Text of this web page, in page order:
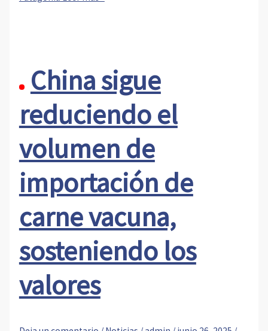
China sigue
reduciendo el
volumen de
importación de
carne vacuna,
sosteniendo los
valores